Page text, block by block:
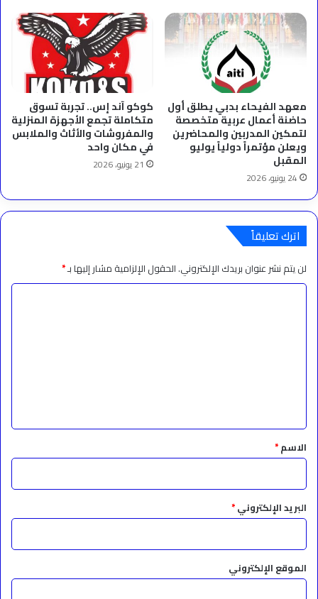
معهد الفيحاء بدبي يطلق أول
حاضنة أعمال عربية متخصصة
لتمكين المدربين والمحاضرين
ويعلن مؤتمراً دولياً يوليو
المقبل
24 يونيو، 2026
كوكو آند إس.. تجربة تسوق
متكاملة تجمع الأجهزة المنزلية
والمفروشات والأثاث والملابس
في مكان واحد
21 يونيو، 2026
اترك تعليقاً
لن يتم نشر عنوان بريدك الإلكتروني.الحقول الإلزامية مشار إليها بـ*
*الاسم*
البريد الإلكتروني*
الموقع الإلكتروني